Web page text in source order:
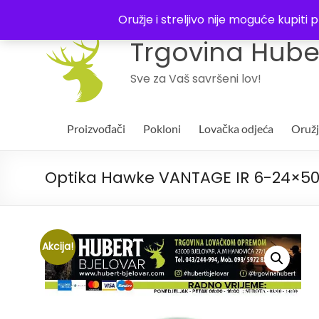
Oružje i streljivo nije moguće kupiti
Trgovina
Sve za Vaš savršeni lov!
Proizvođači Pokloni Lovačka odjeća
Optika Hawke VANTAGE IR 6-
Akcija!